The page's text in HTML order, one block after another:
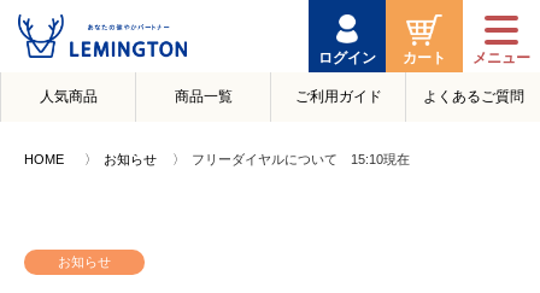
ログイン カート
人気商品 商品一覧 ご利用ガイド よくあるご質問
HOME お知らせ フリーダイヤルについて 15:10現在
お知らせ